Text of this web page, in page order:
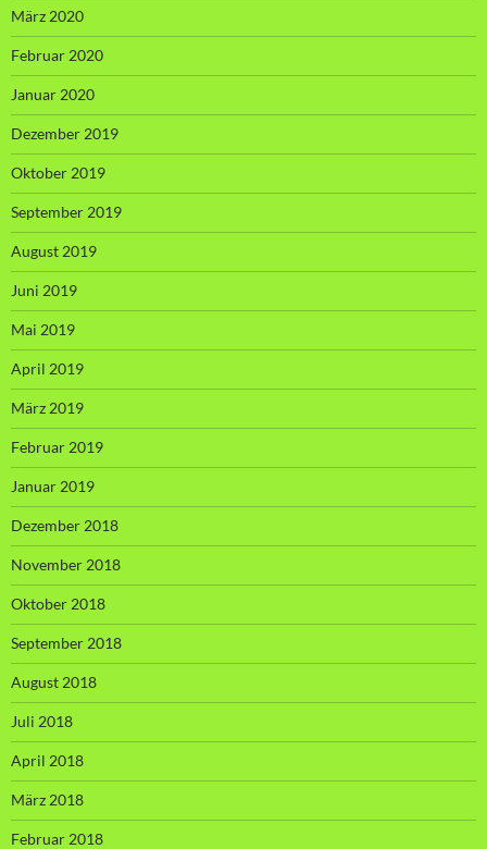
März 2020
Februar 2020
Januar 2020
Dezember 2019
Oktober 2019
September 2019
August 2019
Juni 2019
Mai 2019
April 2019
März 2019
Februar 2019
Januar 2019
Dezember 2018
November 2018
Oktober 2018
September 2018
August 2018
Juli 2018
April 2018
März 2018
Februar 2018